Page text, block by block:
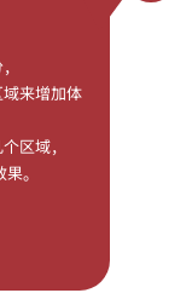
来增加体
区域，
。